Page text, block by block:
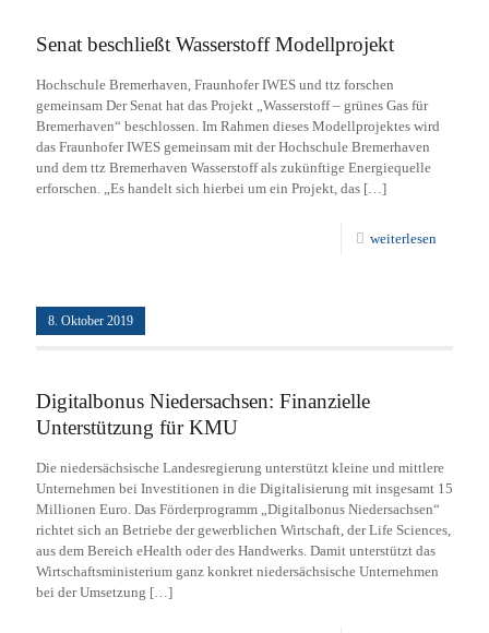
Senat beschließt Wasserstoff Modellprojekt
Hochschule Bremerhaven, Fraunhofer IWES und ttz forschen
gemeinsam Der Senat hat das Projekt „Wasserstoff – grünes Gas für
Bremerhaven“ beschlossen. Im Rahmen dieses Modellprojektes wird
das Fraunhofer IWES gemeinsam mit der Hochschule Bremerhaven
und dem ttz Bremerhaven Wasserstoff als zukünftige Energiequelle
erforschen. „Es handelt sich hierbei um ein Projekt, das […]
weiterlesen
8. Oktober 2019
Digitalbonus Niedersachsen: Finanzielle
Unterstützung für KMU
Die niedersächsische Landesregierung unterstützt kleine und mittlere
Unternehmen bei Investitionen in die Digitalisierung mit insgesamt 15
Millionen Euro. Das Förderprogramm „Digitalbonus Niedersachsen“
richtet sich an Betriebe der gewerblichen Wirtschaft, der Life Sciences,
aus dem Bereich eHealth oder des Handwerks. Damit unterstützt das
Wirtschaftsministerium ganz konkret niedersächsische Unternehmen
bei der Umsetzung […]